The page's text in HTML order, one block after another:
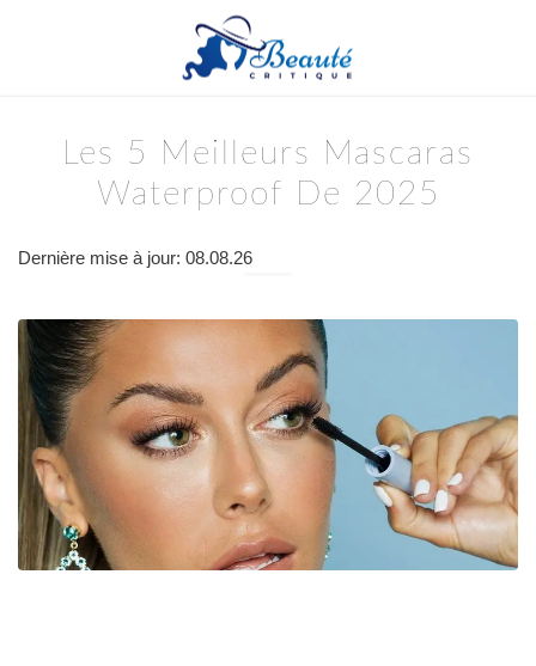
Les 5 Meilleurs Mascaras
Waterproof De 2025
Dernière mise à jour: 08.08.26